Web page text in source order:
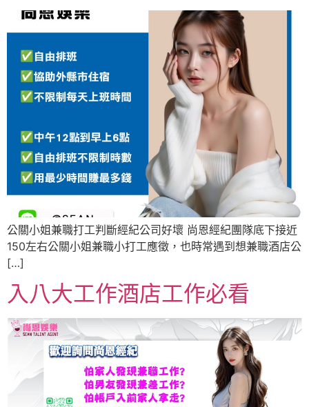
公關小姐兼職打工判斷經紀公司好壞 尚恩經紀團隊底下接近
150左右公關小姐兼職小打工應徵，也時常遇到想兼職酒店公
[…]
入八大工作酒店工作必看